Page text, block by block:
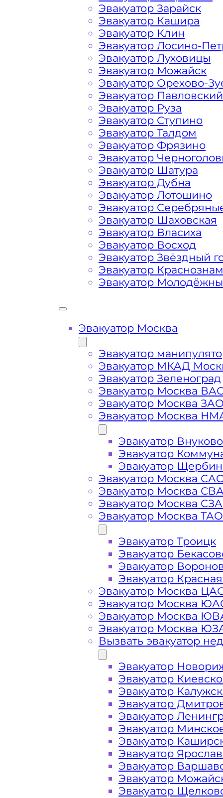
Берёзовая аллея
Расчет стоимости эвакуатора за
Зеленограде, в каждом
Наша фирма всегда готова
Подмосковных автомобилистов и
На стоимость эвакуации
Габариты, вес и тип
Заказанный эвакуатор
платформой
Маршрут от места вызова
Березовой аллеи
передач (АКПП)
Сложная эвакуация при аварии,
Буксировка автомобиля из
Стоимость
услуг
эвакуатора на
Березовой
аллее
Эвакуатор Зарайск
Эвакуатор Кашира
Эвакуатор Клин
Эвакуатор Лосино-
Эвакуатор Луховицы
Эвакуатор Можайск
Эвакуатор Орехово-
Эвакуатор
Эвакуатор Руза
Эвакуатор Ступино
Эвакуатор Талдом
Эвакуатор Фрязино
Эвакуатор
Эвакуатор Шатура
Эвакуатор Дубна
Эвакуатор Лотошино
Эвакуатор
Эвакуатор Шаховская
Эвакуатор Власиха
Эвакуатор Восход
Эвакуатор Звёздный
Эвакуатор
Эвакуатор
Эвакуатор Москва
Эвакуатор
Эвакуатор МКАД
Эвакуатор Зеленоград
Эвакуатор Москва
Эвакуатор Москва
Эвакуатор Москва
Эвакуатор Внуково
Эвакуатор
Эвакуатор
Эвакуатор Москва
Эвакуатор Москва
Эвакуатор Москва
Эвакуатор Москва ТАО
Эвакуатор Троицк
Эвакуатор
Эвакуатор
Эвакуатор
Эвакуатор Москва
Эвакуатор Москва
Эвакуатор Москва
Эвакуатор Москва
Вызвать эвакуатор
Эвакуатор
Эвакуатор
Эвакуатор
Эвакуатор
Эвакуатор
Эвакуатор
Эвакуатор
Эвакуатор
Эвакуатор
Эвакуатор
Эвакуатор